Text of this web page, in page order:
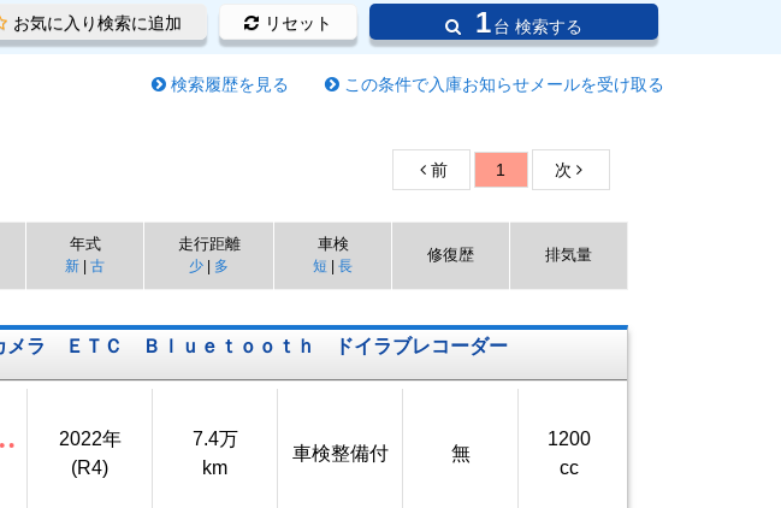
1台 検索する
リセット
お気に入り検索に追加
この条件で入庫お知らせメールを受け取る
検索履歴を見る
前 1 次
年式
新 | 古
走行距離
少 | 多
車検
短 | 長
修復歴 排気量
ラ ＥＴＣ Ｂｌｕｅｔｏｏｔｈ ドイラブレコーダー
2022年
(R4)
7.4万
km
車検整備付 無
1200
cc